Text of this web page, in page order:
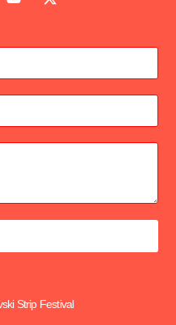
Strip Festival